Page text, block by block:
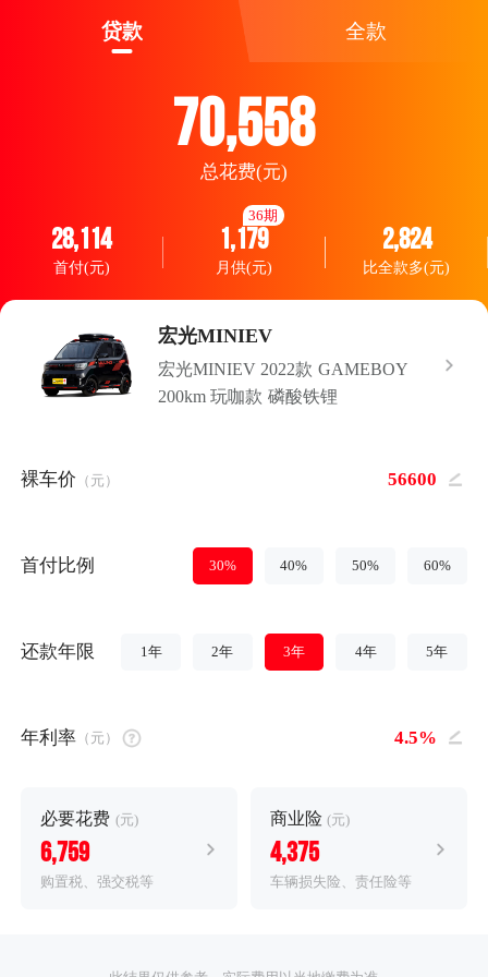
贷款 全款
70,558
总花费(元)
28,114
首付(元)
1,179
月供(元)
36期
2,824
比全款多(元)
宏光MINIEV
宏光MINIEV 2022款 GAMEBOY
200km 玩咖款 磷酸铁锂
裸车价 （元）
首付比例 30% 40% 50% 60%
还款年限 1年 2年 3年 4年 5年
年利率 （元）
必要花费 (元)
6,759
购置税、强交税等
商业险 (元)
4,375
车辆损失险、责任险等